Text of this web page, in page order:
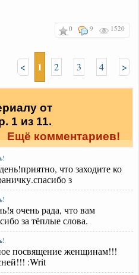
0 9 1520
< 1 2 3 4 >
от
1 из 11.
Ещё комментариев!
что заходите ко
з
очень рада, что вам
за тёплые слова.
посвящение женщинам!!!
:Writ